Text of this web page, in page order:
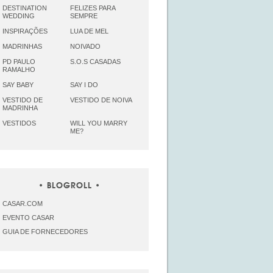
DESTINATION
WEDDING
FELIZES PARA
SEMPRE
INSPIRAÇÕES LUA DE MEL
MADRINHAS NOIVADO
PD PAULO
RAMALHO
S.O.S CASADAS
SAY BABY SAY I DO
VESTIDO DE
MADRINHA
VESTIDO DE NOIVA
VESTIDOS
WILL YOU MARRY
ME?
BLOGROLL
CASAR.COM
EVENTO CASAR
GUIA DE FORNECEDORES